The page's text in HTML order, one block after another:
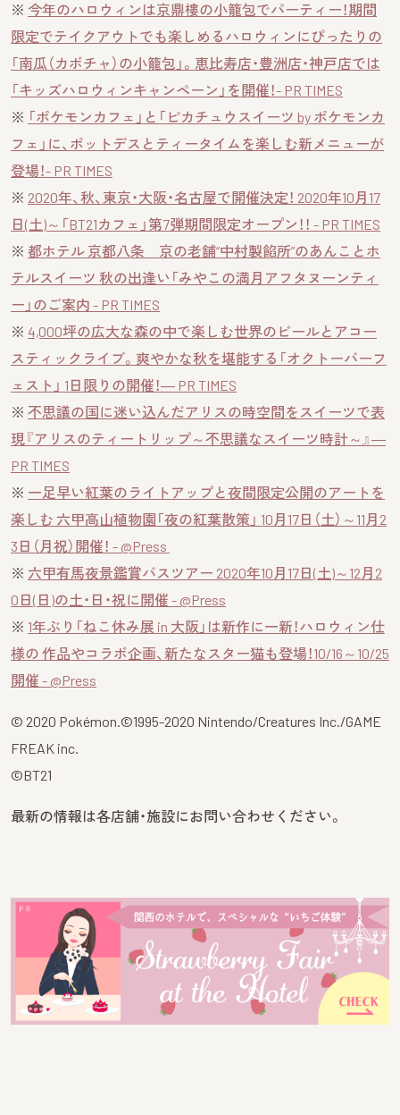
※ 今年のハロウィンは京鼎樓の小籠包でパーティー！期間
限定でテイクアウトでも楽しめるハロウィンにぴったりの
「南瓜（カボチャ）の小籠包」。恵比寿店・豊洲店・神戸店では
「キッズハロウィンキャンペーン」を開催！- PR TIMES
※ 「ポケモンカフェ」と「ピカチュウスイーツ by ポケモンカ
フェ」に、ポットデスとティータイムを楽しむ新メニューが
登場！- PR TIMES
※ 2020年、秋、東京・大阪・名古屋で開催決定！ 2020年10月17
日(土)～「BT21カフェ」第7弾期間限定オープン！！ - PR TIMES
※ 都ホテル 京都八条 京の老舗“中村製餡所”のあんことホ
テルスイーツ 秋の出逢い「みやこの満月アフタヌーンティ
ー」のご案内 - PR TIMES
※ 4,000坪の広大な森の中で楽しむ世界のビールとアコー
スティックライブ。爽やかな秋を堪能する「オクトーバーフ
ェスト」 1日限りの開催！― PR TIMES
※ 不思議の国に迷い込んだアリスの時空間をスイーツで表
現『アリスのティートリップ～不思議なスイーツ時計～』―
PR TIMES
※ 一足早い紅葉のライトアップと夜間限定公開のアートを
楽しむ 六甲高山植物園「夜の紅葉散策」 10月17日（土）～11月2
3日（月祝）開催！ - @Press
※ 六甲有馬夜景鑑賞バスツアー 2020年10月17日(土)～12月2
0日(日)の土・日・祝に開催 - @Press
※ 1年ぶり「ねこ休み展 in 大阪」は新作に一新！ハロウィン仕
様の 作品やコラボ企画、新たなスター猫も登場！10/16～10/25
開催 - @Press
© 2020 Pokémon.©1995-2020 Nintendo/Creatures Inc./GAME
FREAK inc.
©BT21
最新の情報は各店舗・施設にお問い合わせください。